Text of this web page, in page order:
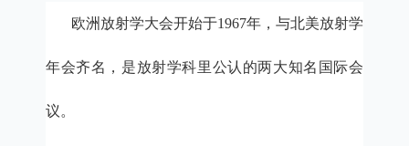
欧洲放射学大会开始于1967年，与北美放射学
年会齐名，是放射学科里公认的两大知名国际会
议。